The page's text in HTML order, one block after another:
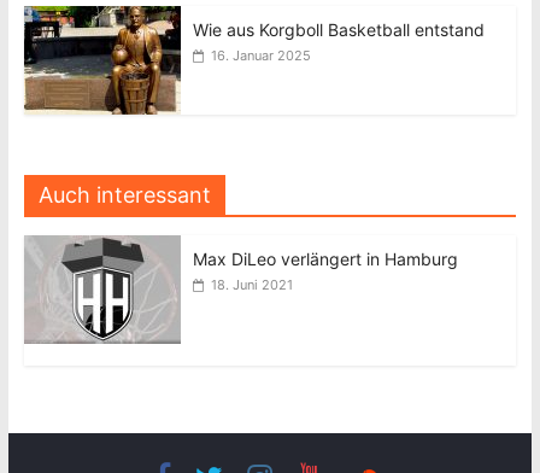
Wie aus Korgboll Basketball entstand
16. Januar 2025
Auch interessant
Max DiLeo verlängert in Hamburg
18. Juni 2021